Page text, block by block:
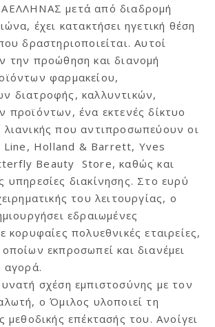
μετά από διαδρομή
έχει κατακτήσει ηγετική θέση
δραστηριοποιείται. Αυτοί
την προώθηση και διανομή
φαρμακείου,
διατροφής, καλλυντικών,
προϊόντων, ένα εκτενές δίκτυο
που αντιπροσωπεύουν οι
Line, Holland & Barrett, Yves
Beauty Store, καθώς και
υπηρεσίες διακίνησης. Στο ευρύ
του λειτουργίας, ο
εδραιωμένες
κορυφαίες πολυεθνικές εταιρείες,
εκπροσωπεί και διανέμει
αγορά.
σχέση εμπιστοσύνης με τον
ο Όμιλος υλοποιεί τη
μεθοδικής επέκτασής του. Ανοίγει